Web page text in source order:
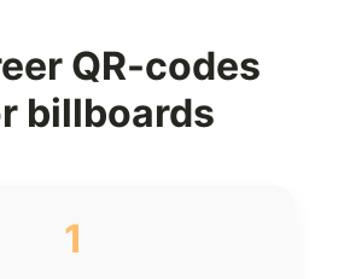
QR-codes
billboards
1